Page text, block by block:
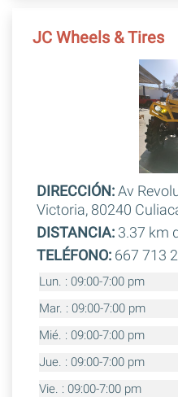
JC Wheels & Tires
DIRECCIÓN:Av
Victoria, 80240
DISTANCIA:3.37 km
TELÉFONO:667 713
Lun. : 09:00-7:00 pm
Mar. : 09:00-7:00 pm
Mié. : 09:00-7:00 pm
Jue. : 09:00-7:00 pm
Vie. : 09:00-7:00 pm